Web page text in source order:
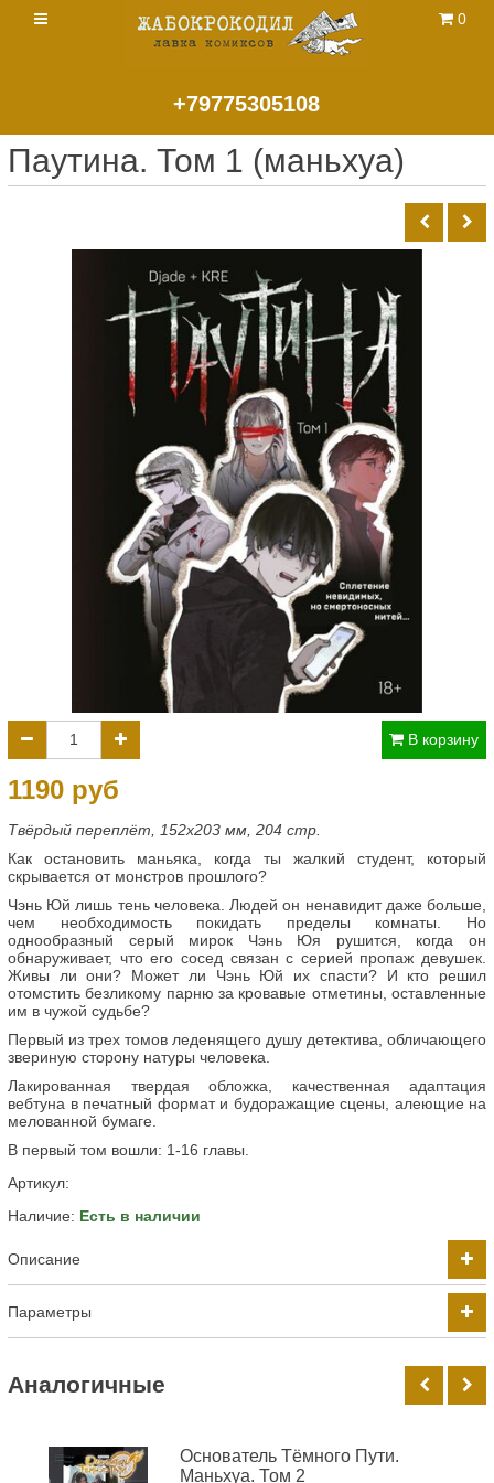
+79775305108
0
Паутина. Том 1 (маньхуа)
В корзину
1190 руб
Твёрдый переплёт, 152x203 мм, 204 стр.
Как остановить маньяка, когда ты жалкий студент, который
скрывается от монстров прошлого?
Чэнь Юй лишь тень человека. Людей он ненавидит даже больше,
чем необходимость покидать пределы комнаты. Но
однообразный серый мирок Чэнь Юя рушится, когда он
обнаруживает, что его сосед связан с серией пропаж девушек.
Живы ли они? Может ли Чэнь Юй их спасти? И кто решил
отомстить безликому парню за кровавые отметины, оставленные
им в чужой судьбе?
Первый из трех томов леденящего душу детектива, обличающего
звериную сторону натуры человека.
Лакированная твердая обложка, качественная адаптация
вебтуна в печатный формат и будоражащие сцены, алеющие на
мелованной бумаге.
В первый том вошли: 1-16 главы.
Артикул:
Наличие: Есть в наличии
Описание
Параметры
Аналогичные
Основатель Тёмного Пути.
Маньхуа. Том 2